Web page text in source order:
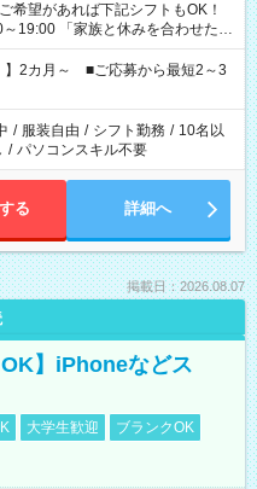
みを合わせた
備がしたい」 「できれば残業はし
さいね。 ※Wワーク希望
る勤務時間と、もう1つのお仕事
を超える場合は応募できません。
】2カ月～ ■ご応募から最短2～3
/ 服装自由 / シフト勤務 / 10名以
/ パソコンスキル不要
る 詳細へ
掲載日：2026.08.07
OK】iPhoneなどス
大学生歓迎
ブランクOK